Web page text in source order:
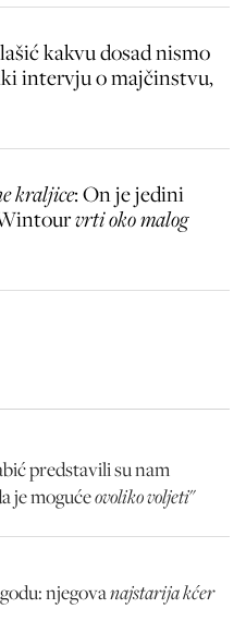
kakvu dosad nismo
intervju o majčinstvu,
kraljice: On je jedini
vrti oko malog
predstavili su nam
je mogućeovoliko voljeti"
njegovanajstarija kćer